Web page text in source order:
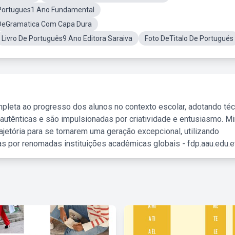
Ano Fundamental
Com Capa Dura
Livro De Português9 Ano Editora Saraiva Foto DeTitalo De Portugués
ao progresso dos alunos no contexto escolar, adotando
e são impulsionadas por criatividade e entusiasmo.
para se tornarem uma geração excepcional, utilizando
por renomadas instituições acadêmicas globais -